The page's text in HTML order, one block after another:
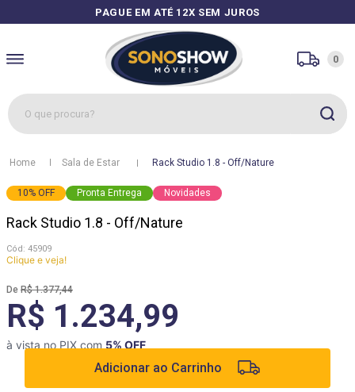
PAGUE EM ATÉ 12X SEM JUROS
0
O que procura?
Sala de Estar Rack Studio 1.8 - Off/Nature
10% OFF Pronta Entrega Novidades
Rack Studio 1.8 - Off/Nature
: 45909
Clique e veja!
R$ 1.377,44
R$ 1.234,99
à vista no PIX com 5% OFF
Adicionar ao Carrinho
3º cozinhas
4º sofá
5º apolo
6º mesa
7 º cozinha módulos
8º rack